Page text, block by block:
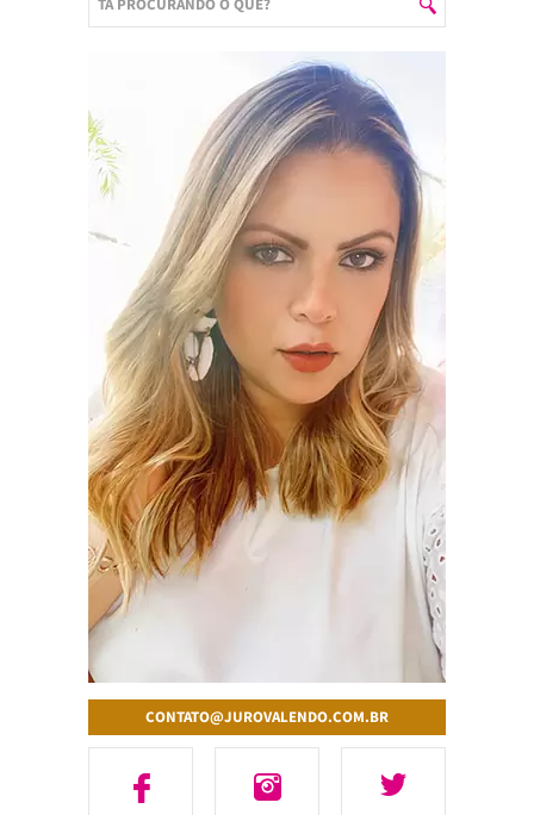
CONTATO@JUROVALENDO.COM.BR